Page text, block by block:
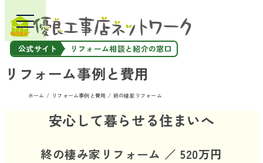
公式サイト リフォーム相談と紹介の窓口
リフォーム事例と費用
ホーム リフォーム事例と費用 終の棲家リフォーム
安心して暮らせる住まいへ
終の棲み家リフォーム ／ 520万円